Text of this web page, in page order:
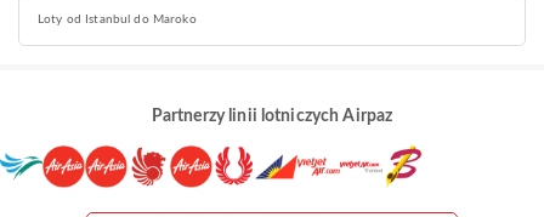
Loty od Istanbul do Maroko
Partnerzy linii lotniczych Airpaz